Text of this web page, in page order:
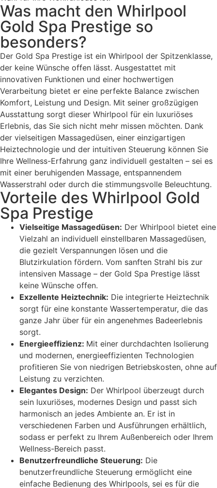
Was macht den Whirlpool
Gold Spa Prestige so
besonders?
Der Gold Spa Prestige ist ein Whirlpool der Spitzenklasse,
der keine Wünsche offen lässt. Ausgestattet mit
innovativen Funktionen und einer hochwertigen
Verarbeitung bietet er eine perfekte Balance zwischen
Komfort, Leistung und Design. Mit seiner großzügigen
Ausstattung sorgt dieser Whirlpool für ein luxuriöses
Erlebnis, das Sie sich nicht mehr missen möchten. Dank
der vielseitigen Massagedüsen, einer einzigartigen
Heiztechnologie und der intuitiven Steuerung können Sie
Ihre Wellness-Erfahrung ganz individuell gestalten – sei es
mit einer beruhigenden Massage, entspannendem
Wasserstrahl oder durch die stimmungsvolle Beleuchtung.
Vorteile des Whirlpool Gold
Spa Prestige
Vielseitige Massagedüsen: Der Whirlpool bietet eine
Vielzahl an individuell einstellbaren Massagedüsen,
die gezielt Verspannungen lösen und die
Blutzirkulation fördern. Vom sanften Strahl bis zur
intensiven Massage – der Gold Spa Prestige lässt
keine Wünsche offen.
Exzellente Heiztechnik: Die integrierte Heiztechnik
sorgt für eine konstante Wassertemperatur, die das
ganze Jahr über für ein angenehmes Badeerlebnis
sorgt.
Energieeffizienz: Mit einer durchdachten Isolierung
und modernen, energieeffizienten Technologien
profitieren Sie von niedrigen Betriebskosten, ohne auf
Leistung zu verzichten.
Elegantes Design: Der Whirlpool überzeugt durch
sein luxuriöses, modernes Design und passt sich
harmonisch an jedes Ambiente an. Er ist in
verschiedenen Farben und Ausführungen erhältlich,
sodass er perfekt zu Ihrem Außenbereich oder Ihrem
Wellness-Bereich passt.
Benutzerfreundliche Steuerung: Die
benutzerfreundliche Steuerung ermöglicht eine
einfache Bedienung des Whirlpools, sei es für die